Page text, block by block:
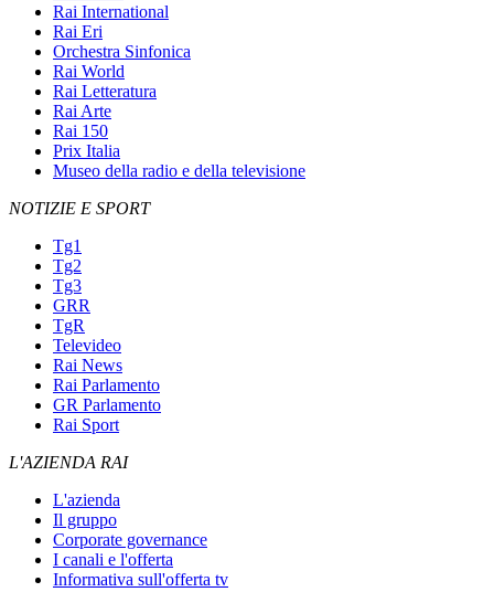
Rai International
Rai Eri
Orchestra Sinfonica
Rai World
Rai Letteratura
Rai Arte
Rai 150
Prix Italia
Museo della radio e della televisione
NOTIZIE E SPORT
Tg1
Tg2
Tg3
GRR
TgR
Televideo
Rai News
Rai Parlamento
GR Parlamento
Rai Sport
L'AZIENDA RAI
L'azienda
Il gruppo
Corporate governance
I canali e l'offerta
Informativa sull'offerta tv